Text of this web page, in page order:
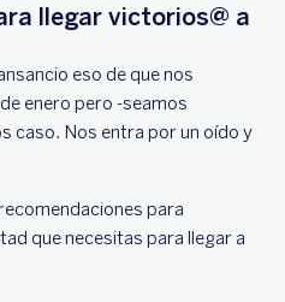
llegar victorios@ a
eso de que nos
enero pero -seamos
caso. Nos entra por un oído y
para
que necesitas para llegar a